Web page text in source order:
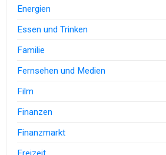
Energien
Essen und Trinken
Familie
Fernsehen und Medien
Film
Finanzen
Finanzmarkt